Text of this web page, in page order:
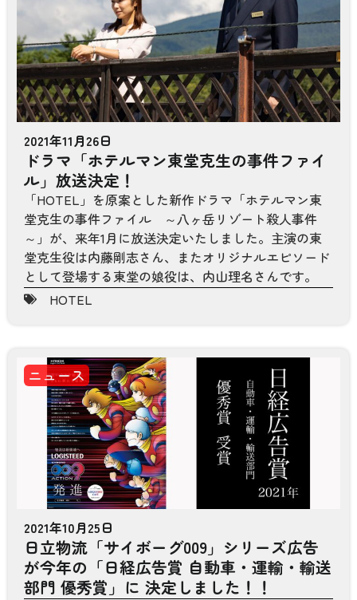
2021年11月26日
ドラマ「ホテルマン東堂克生の事件ファイ
ル」放送決定！
「HOTEL」を原案とした新作ドラマ「ホテルマン東
堂克生の事件ファイル ～八ヶ岳リゾート殺人事件
～」が、来年1月に放送決定いたしました。主演の東
堂克生役は内藤剛志さん、またオリジナルエピソード
として登場する東堂の娘役は、内山理名さんです。
HOTEL
ニュース
2021年10月25日
日立物流「サイボーグ009」シリーズ広告
が今年の「日経広告賞 自動車・運輸・輸送
部門 優秀賞」に 決定しました！！